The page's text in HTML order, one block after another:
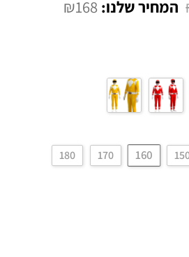
המחיר
₪299.
₪168 המחיר
160
170
180